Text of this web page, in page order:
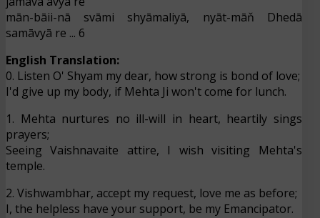
mān-bāii-nā svāmi shyāmaliyā, nyāt-māň Dhedā
samāvyā re ... 6
English Translation:
0. Listen O' Shyam my dear, how strong is bond of love;
I'd give up my body, if Mehta Ji won't come for lunch.
1. Mehta nurtures no ill-will in heart, heartily sings
prayers;
Seeing Vaishnavaite attire, I wish visiting Mehta's
temple.
2. Vishwambhar, accept my request, love me as before;
I, the helpless have your support, be my Emancipator.